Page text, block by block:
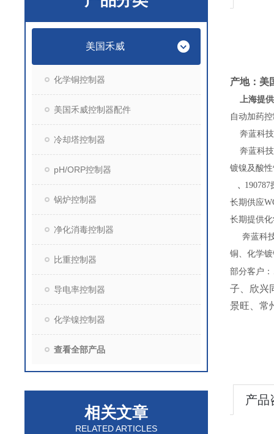
美国禾威
化学铜控制器
美国禾威控制器配件
冷却塔控制器
pH/ORP控制器
锅炉控制器
净化消毒控制器
比重控制器
导电率控制器
化学镍控制器
查看全部产品
相关文章
RELATED ARTICLES
产地：
上海提
自动加药
奔蓝科技
奔蓝科技
镀镍及酸
、
长期供应
长期提供
奔蓝科技
铜、化学
部分客户
子、欣兴
景旺、常
产品